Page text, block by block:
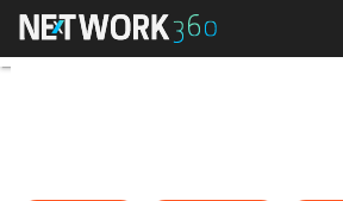
Werner Vogels